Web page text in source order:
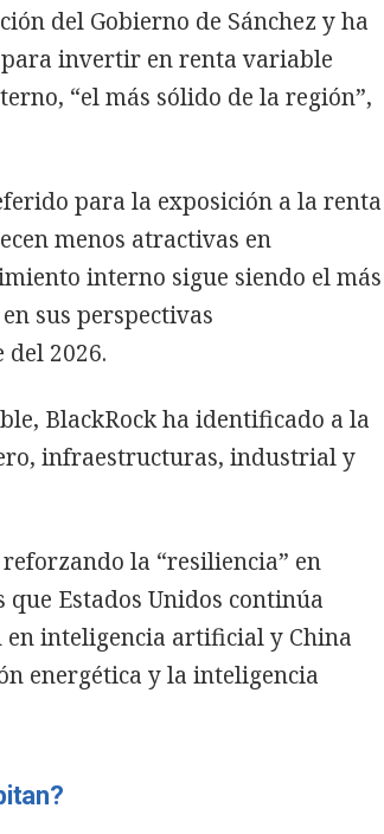
del Gobierno de Sánchez y ha
invertir en renta variable
“el más sólido de la región”,
para la exposición a la renta
menos atractivas en
interno sigue siendo el más
sus perspectivas
del 2026.
BlackRock ha identificado a la
infraestructuras, industrial y
la “resiliencia” en
Estados Unidos continúa
inteligencia artificial y China
energética y la inteligencia